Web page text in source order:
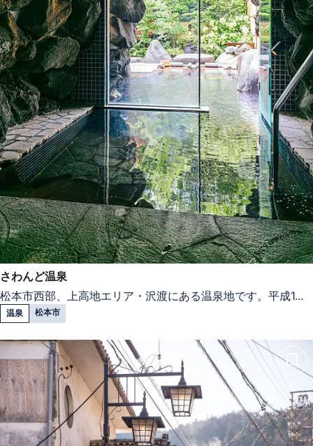
さわんど温泉
松本市西部、上高地エリア・沢渡にある温泉地です。平成1...
温泉 松本市